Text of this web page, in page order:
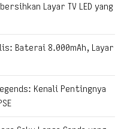
Layar TV LED yang
Baterai 8.000mAh, Layar
Kenali Pentingnya